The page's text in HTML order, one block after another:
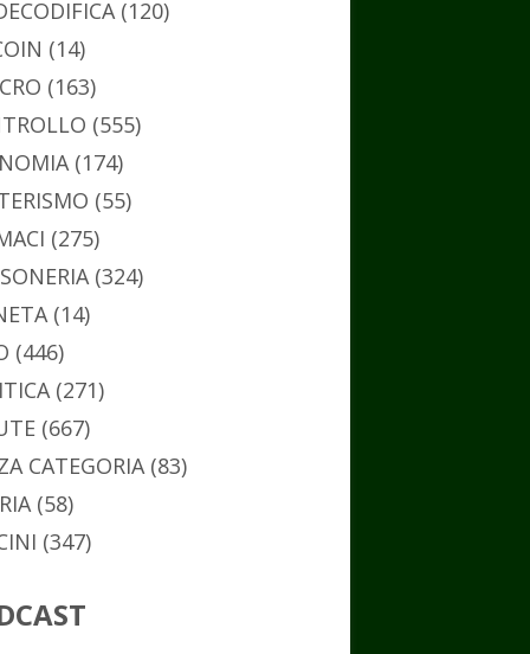
(120)
(14)
(163)
(555)
(174)
(55)
(275)
(324)
(14)
(446)
(271)
(667)
CATEGORIA(83)
(58)
(347)